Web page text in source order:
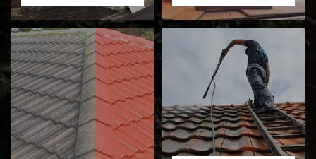
Nettoyage et
ravalement de
façade 31
Isolation toiture 31